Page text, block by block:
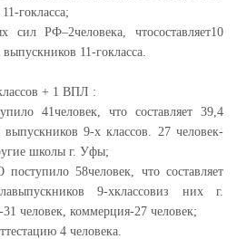
гокласса;
РФ–2человека, чтосоставляет10
11-гокласса.
+ 1 ВПЛ :
41человек, что составляет 39,4
9-х классов. 27 человек-
школы г. Уфы;
58человек, что составляет
9-хклассовиз них г.
человек, коммерция-27 человек;
4 человека.